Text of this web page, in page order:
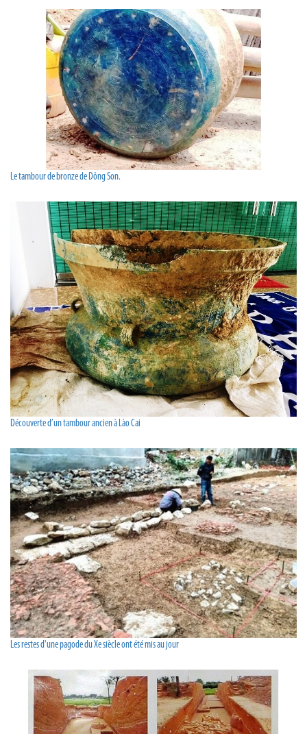
Le tambour de bronze de Dông Son.
Découverte d’un tambour ancien à Lào Cai
Les restes d'une pagode du Xe siècle ont été mis au jour